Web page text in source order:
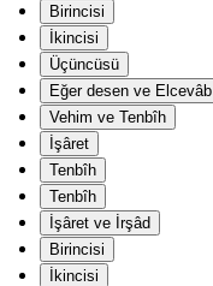
Birincisi
İkincisi
Üçüncüsü
Eğer desen ve Elcevâb
Vehim ve Tenbîh
İşâret
Tenbîh
Tenbîh
İşâret ve İrşâd
Birincisi
İkincisi